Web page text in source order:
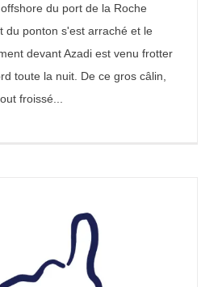
du port de la Roche
du ponton s'est arraché et le
devant Azadi est venu frotter
toute la nuit. De ce gros câlin,
froissé...